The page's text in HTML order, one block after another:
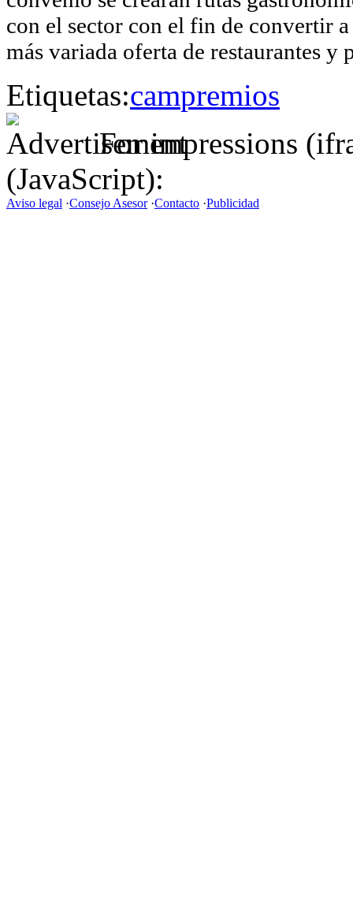
con el sector con el fin de convertir
más variada oferta de restaurantes
Etiquetas:campremios
For impressions
(JavaScript):
Aviso legal ·Consejo Asesor·Contacto ·Publicidad